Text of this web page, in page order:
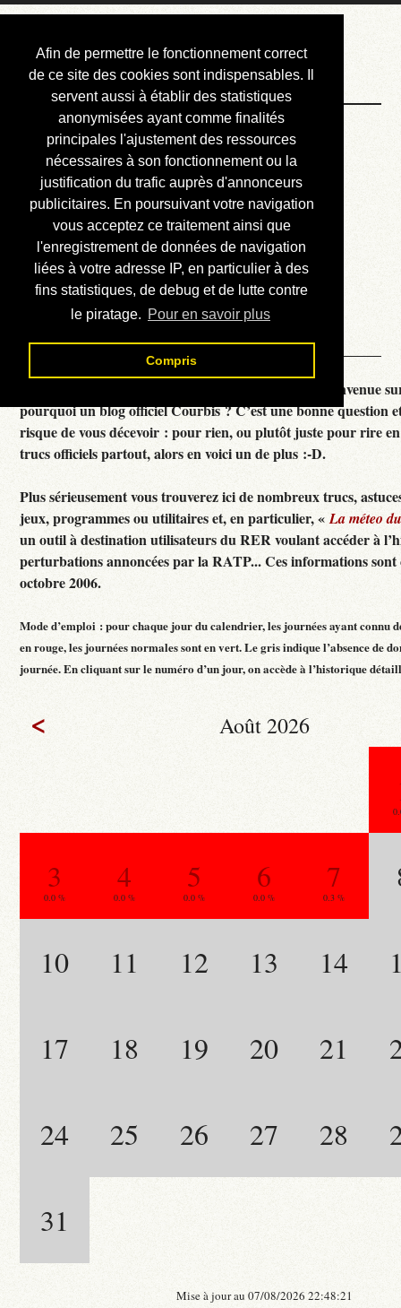
Afin de permettre le fonctionnement correct
de ce site des cookies sont indispensables. Il
servent aussi à établir des statistiques
anonymisées ayant comme finalités
principales l'ajustement des ressources
nécessaires à son fonctionnement ou la
justification du trafic auprès d'annonceurs
publicitaires. En poursuivant votre navigation
vous acceptez ce traitement ainsi que
l'enregistrement de données de navigation
liées à votre adresse IP, en particulier à des
fins statistiques, de debug et de lutte contre
le piratage. Pour en savoir plus
Compris
Courbis, « LE »
Blog Officiel
Bienvenue
Réalisations
Divers (et d’été)
Annonces
Liens externes
Téléchargement
Contact
Courbis, « LE » Blog Officiel - je vous souhaite la bienvenue
pourquoi un blog officiel Courbis ? C’est une bonne question
risque de vous décevoir : pour rien, ou plutôt juste pour rire
trucs officiels partout, alors en voici un de plus :-D.
Plus sérieusement vous trouverez ici de nombreux trucs,
jeux, programmes ou utilitaires et, en particulier, «La méteo
un outil à destination utilisateurs du RER voulant accéder à
perturbations annoncées par la RATP... Ces informations sont
octobre 2006.
Mode d’emploi : pour chaque jour du calendrier, les journées ayant connu
en rouge, les journées normales sont en vert. Le gris indique l’absence de
journée. En cliquant sur le numéro d’un jour, on accède à l’historique
< Août 2026
3
0.0 %
4
0.0 %
5
0.0 %
6
0.0 %
7
0.3 %
10 11 12 13 14
17 18 19 20 21
24 25 26 27 28
31
Mise à jour au 07/08/2026 22:48:21